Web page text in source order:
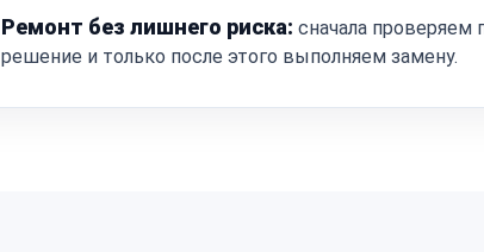
Ремонт без лишнего риска: сначала проверяем
решение и только после этого выполняем замену.